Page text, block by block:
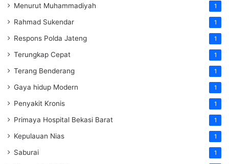
Menurut Muhammadiyah 1
Rahmad Sukendar 1
Respons Polda Jateng 1
Terungkap Cepat 1
Terang Benderang 1
Gaya hidup Modern 1
Penyakit Kronis 1
Primaya Hospital Bekasi Barat 1
Kepulauan Nias 1
Saburai 1